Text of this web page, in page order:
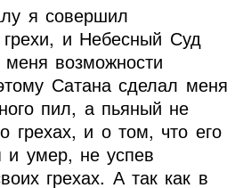
я совершил
и Небесный Суд
возможности
Сатана сделал меня
пил, а пьяный не
грехах, и о том, что его
и умер, не успев
грехах. А так как в